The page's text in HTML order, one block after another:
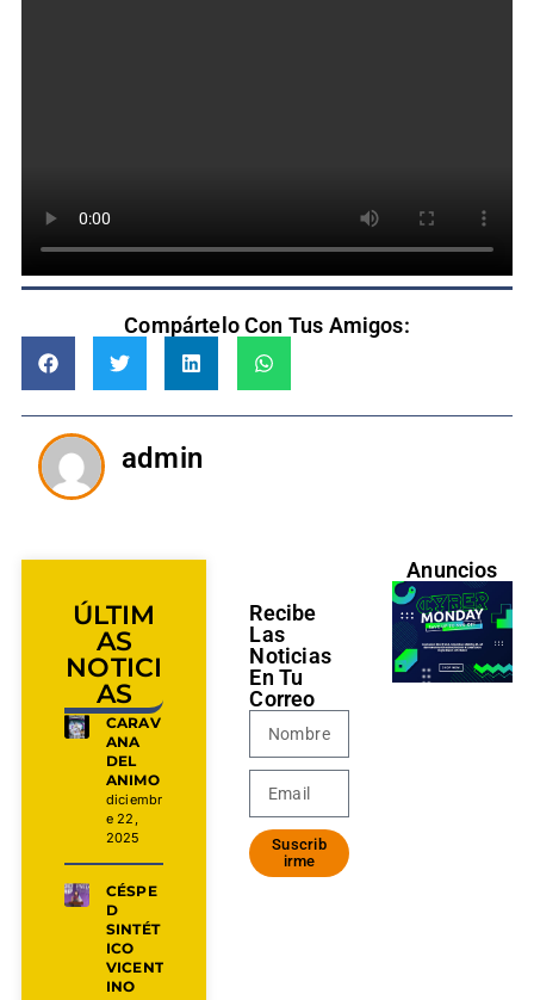
Compártelo Con Tus Amigos:
admin
ÚLTIM
AS
NOTICI
AS
CARAV
ANA
DEL
ANIMO
diciembr
e 22,
2025
CÉSPE
D
SINTÉT
ICO
VICENT
INO
Recibe
Las
Noticias
En Tu
Correo
Suscrib
irme
Anuncios